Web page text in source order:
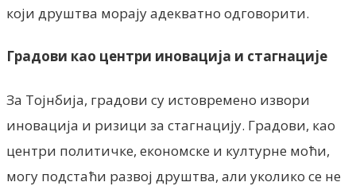
који друштва морају адекватно одговорити.
Градови као центри иновација и стагнације
За Тојнбија, градови су истовремено извори
иновација и ризици за стагнацију. Градови, као
центри политичке, економске и културне моћи,
могу подстаћи развој друштва, али уколико се не